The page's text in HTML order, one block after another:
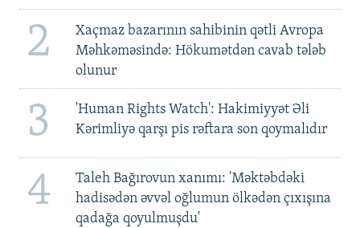
2
Xaçmaz bazarının sahibinin qətli Avropa
Məhkəməsində: Hökumətdən cavab tələb
olunur
3
'Human Rights Watch': Hakimiyyət Əli
Kərimliyə qarşı pis rəftara son qoymalıdır
4
Taleh Bağırovun xanımı: 'Məktəbdəki
hadisədən əvvəl oğlumun ölkədən çıxışına
qadağa qoyulmuşdu'